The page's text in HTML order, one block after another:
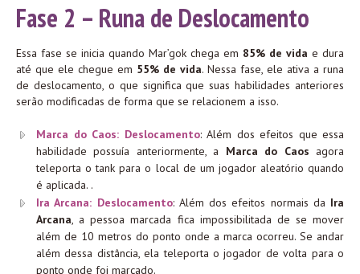
Fase 2 – Runa de Deslocamento
Essa fase se inicia quando Mar’gok chega em 85% de vida e dura
até que ele chegue em 55% de vida. Nessa fase, ele ativa a runa
de deslocamento, o que significa que suas habilidades anteriores
serão modificadas de forma que se relacionem a isso.
Marca do Caos: Deslocamento: Além dos efeitos que essa
habilidade possuía anteriormente, a Marca do Caos agora
teleporta o tank para o local de um jogador aleatório quando
é aplicada. .
Ira Arcana: Deslocamento: Além dos efeitos normais da Ira
Arcana, a pessoa marcada fica impossibilitada de se mover
além de 10 metros do ponto onde a marca ocorreu. Se andar
além dessa distância, ela teleporta o jogador de volta para o
ponto onde foi marcado.